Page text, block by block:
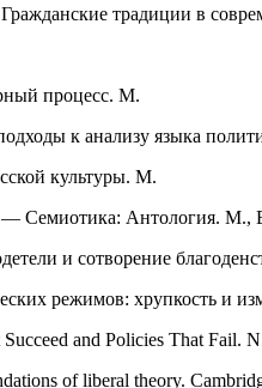
традиции в
процесс. М.
к анализу языка
культуры. М.
Семиотика: Антология. М.,
и сотворение
режимов: хрупкость и
and Policies That Fail.
of liberal theory.